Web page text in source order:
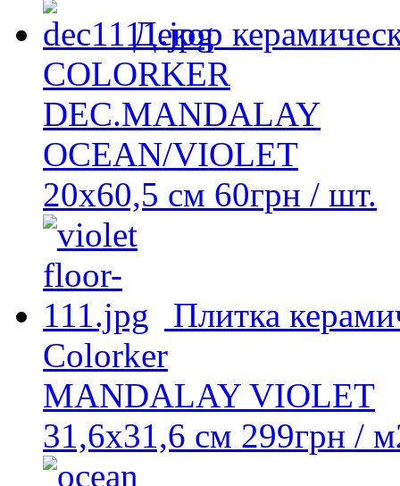
Декор
COLORKER
DEC.MANDALAY
OCEAN/VIOLET
20х60,5 см 60грн / шт.
Плитка
Colorker
MANDALAY VIOLET
31,6х31,6 см 299грн /